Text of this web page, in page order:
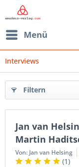
Menü
Interviews
Filtern
Jan van
Martin
Von: Jan van Helsing
(1)